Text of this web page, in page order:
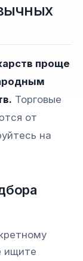
проще
Торговые
от
на
ищите